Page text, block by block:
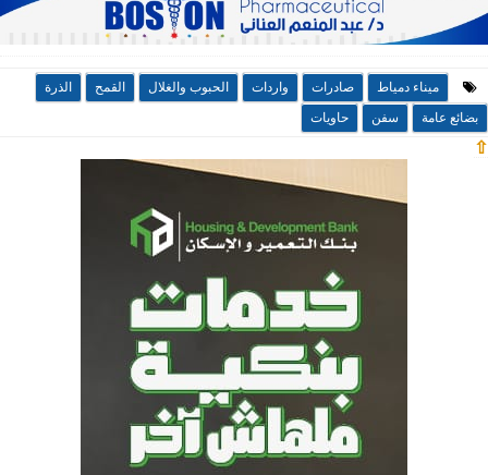
ميناء دمياط صادرات واردات الحبوب والغلال القمح
الذرة
بضائع عامة
سفن حاويات
⇧